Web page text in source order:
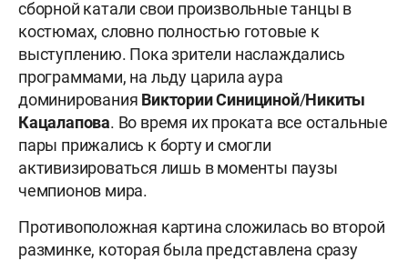
сборной катали свои произвольные танцы в
костюмах, словно полностью готовые к
выступлению. Пока зрители наслаждались
программами, на льду царила аура
доминирования Виктории Синициной/Никиты
Кацалапова. Во время их проката все остальные
пары прижались к борту и смогли
активизироваться лишь в моменты паузы
чемпионов мира.
Противоположная картина сложилась во второй
разминке, которая была представлена сразу